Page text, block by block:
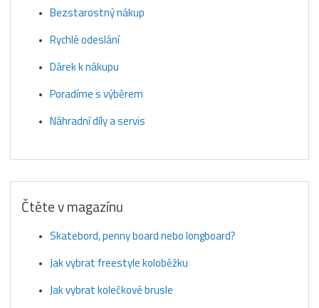
Bezstarostný nákup
Rychlé odeslání
Dárek k nákupu
Poradíme s výběrem
Náhradní díly a servis
Čtěte v magazínu
Skatebord, penny board nebo longboard?
Jak vybrat freestyle koloběžku
Jak vybrat kolečkové brusle